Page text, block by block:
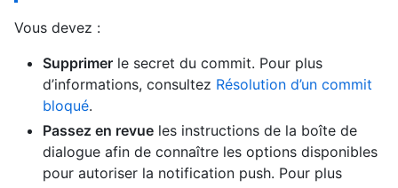
Vous devez :
Supprimer le secret du commit. Pour plus
d’informations, consultez Résolution d’un commit
bloqué.
Passez en revue les instructions de la boîte de
dialogue afin de connaître les options disponibles
pour autoriser la notification push. Pour plus